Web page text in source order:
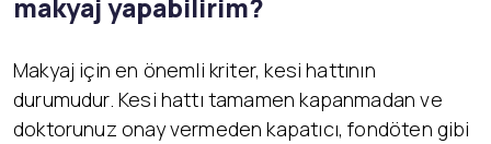
makyaj yapabilirim?
Makyaj için en önemli kriter, kesi hattının
durumudur. Kesi hattı tamamen kapanmadan ve
doktorunuz onay vermeden kapatıcı, fondöten gibi